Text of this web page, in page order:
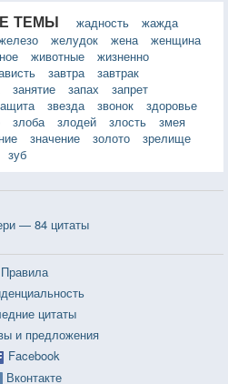
ТЕМЫ жадность
жажда
желудок жена
женщина
животные
жизненно
завтра
завтрак
занятие запах
запрет
звезда звонок
здоровье
злоба злодей злость
змея
значение золото
зрелище
зуб
— 84 цитаты
Правила
цитаты
и предложения
Facebook
Вконтакте